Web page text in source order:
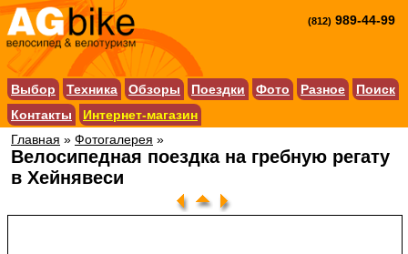
(812) 989-44-99
Выбор Техника Обзоры Поездки Фото Разное
Поиск
Контакты
Интернет-магазин
Главная » Фотогалерея »
Велосипедная поездка на гребную регату
в Хейнявеси